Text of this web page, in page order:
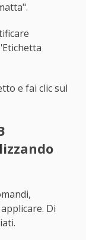
e fai clic sul
Di